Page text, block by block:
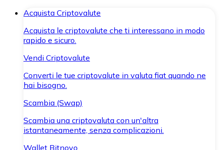
Acquista Criptovalute
Acquista le criptovalute che ti interessano in modo
rapido e sicuro.
Vendi Criptovalute
Converti le tue criptovalute in valuta fiat quando ne
hai bisogno.
Scambia (Swap)
Scambia una criptovaluta con un'altra
istantaneamente, senza complicazioni.
Wallet Bitnovo